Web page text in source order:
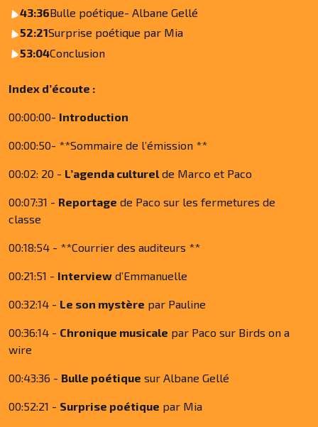
43:36Bulle poétique- Albane Gellé
52:21Surprise poétique par Mia
53:04Conclusion
Index d’écoute :
00:00:00- Introduction
00:00:50- **Sommaire de l’émission **
00:02: 20 - L’agenda culturelde Marco et Paco
00:07:31 - Reportage de Paco sur les fermetures de
classe
00:18:54 - **Courrier des auditeurs **
00:21:51 - Interview d’Emmanuelle
00:32:14 - Le son mystère par Pauline
00:36:14 - Chronique musicale par Paco sur Birds on a
wire
00:43:36 - Bulle poétique sur Albane Gellé
00:52:21 - Surprise poétique par Mia